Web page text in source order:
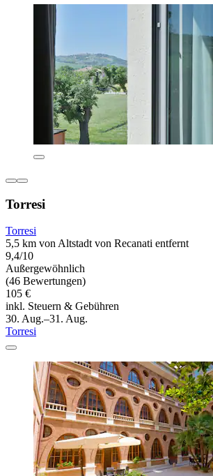
Torresi
Torresi
5,5 km von Altstadt von Recanati entfernt
9,4/10
Außergewöhnlich
(46 Bewertungen)
105 €
inkl. Steuern & Gebühren
30. Aug.–31. Aug.
Torresi